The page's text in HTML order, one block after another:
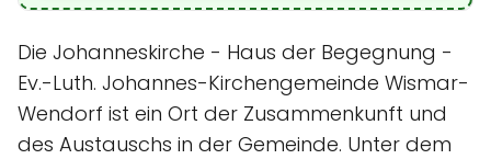
Die Johanneskirche - Haus der Begegnung -
Ev.-Luth. Johannes-Kirchengemeinde Wismar-
Wendorf ist ein Ort der Zusammenkunft und
des Austauschs in der Gemeinde. Unter dem